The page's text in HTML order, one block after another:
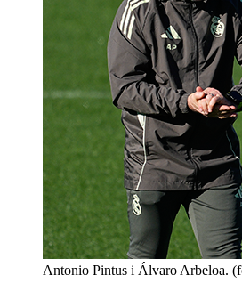
Antonio Pintus i Álvaro Arbeloa.